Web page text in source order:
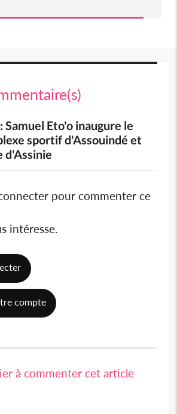
Eto'o inaugure le
sportif d'Assouindé et
d'Assinie
pour commenter ce
intéresse.
compte
à commenter cet article